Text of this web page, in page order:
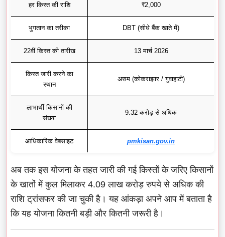
हर किस्त की राशि ₹2,000
भुगतान का तरीका DBT (सीधे बैंक खाते में)
22वीं किस्त की तारीख 13 मार्च 2026
किस्त जारी करने का
स्थान
असम (कोकराझार / गुवाहाटी)
लाभार्थी किसानों की
संख्या
9.32 करोड़ से अधिक
आधिकारिक वेबसाइट pmkisan.gov.in
अब तक इस योजना के तहत जारी की गई किस्तों के जरिए किसानों
के खातों में कुल मिलाकर 4.09 लाख करोड़ रुपये से अधिक की
राशि ट्रांसफर की जा चुकी है। यह आंकड़ा अपने आप में बताता है
कि यह योजना कितनी बड़ी और कितनी जरूरी है।